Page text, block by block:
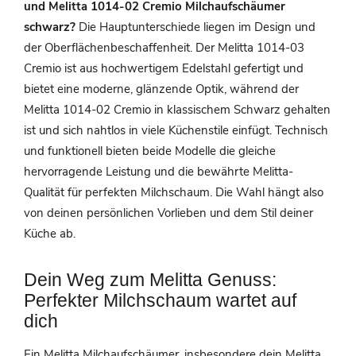
und Melitta 1014-02 Cremio Milchaufschäumer
schwarz? Die Hauptunterschiede liegen im Design und
der Oberflächenbeschaffenheit. Der Melitta 1014-03
Cremio ist aus hochwertigem Edelstahl gefertigt und
bietet eine moderne, glänzende Optik, während der
Melitta 1014-02 Cremio in klassischem Schwarz gehalten
ist und sich nahtlos in viele Küchenstile einfügt. Technisch
und funktionell bieten beide Modelle die gleiche
hervorragende Leistung und die bewährte Melitta-
Qualität für perfekten Milchschaum. Die Wahl hängt also
von deinen persönlichen Vorlieben und dem Stil deiner
Küche ab.
Dein Weg zum Melitta Genuss:
Perfekter Milchschaum wartet auf
dich